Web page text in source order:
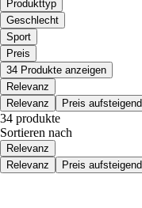
Produkttyp
Geschlecht
Sport
Preis
34 Produkte anzeigen
Relevanz
Relevanz
Preis aufsteigend
34 produkte
Sortieren nach
Relevanz
Relevanz
Preis aufsteigend